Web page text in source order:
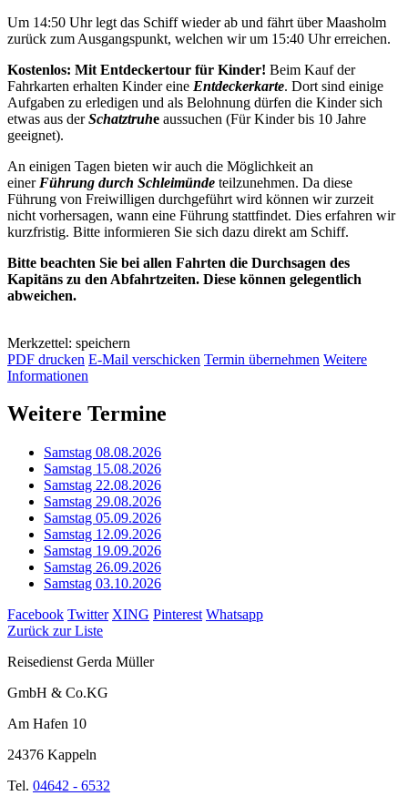
Um 14:50 Uhr legt das Schiff wieder ab und fährt über Maasholm
zurück zum Ausgangspunkt, welchen wir um 15:40 Uhr erreichen.
Kostenlos: Mit Entdeckertour für Kinder! Beim Kauf der
Fahrkarten erhalten Kinder eine Entdeckerkarte. Dort sind einige
Aufgaben zu erledigen und als Belohnung dürfen die Kinder sich
etwas aus der Schatztruhe aussuchen (Für Kinder bis 10 Jahre
geeignet).
An einigen Tagen bieten wir auch die Möglichkeit an
einer Führung durch Schleimünde teilzunehmen. Da diese
Führung von Freiwilligen durchgeführt wird können wir zurzeit
nicht vorhersagen, wann eine Führung stattfindet. Dies erfahren wir
kurzfristig. Bitte informieren Sie sich dazu direkt am Schiff.
Bitte beachten Sie bei allen Fahrten die Durchsagen des
Kapitäns zu den Abfahrtzeiten. Diese können gelegentlich
abweichen.
Merkzettel: speichern
PDF drucken E-Mail verschicken Termin übernehmen Weitere
Informationen
Weitere Termine
Samstag 08.08.2026
Samstag 15.08.2026
Samstag 22.08.2026
Samstag 29.08.2026
Samstag 05.09.2026
Samstag 12.09.2026
Samstag 19.09.2026
Samstag 26.09.2026
Samstag 03.10.2026
Facebook Twitter XING Pinterest Whatsapp
Zurück zur Liste
Reisedienst Gerda Müller
GmbH & Co.KG
Am Hafen 10
24376 Kappeln
Tel. 04642 - 6532